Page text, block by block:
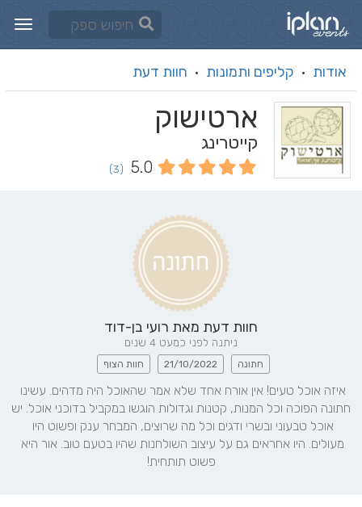
אודות · קליפים ותמונות · חוות דעת
ארטישוק
קייטרינג
5.0
(3)
חוות דעת מאת רועי בן-דוד
ניתנה לפני כמעט 4 שנים
חתונה 21/10/2022 חוות הצוף
פשוט תותחית!